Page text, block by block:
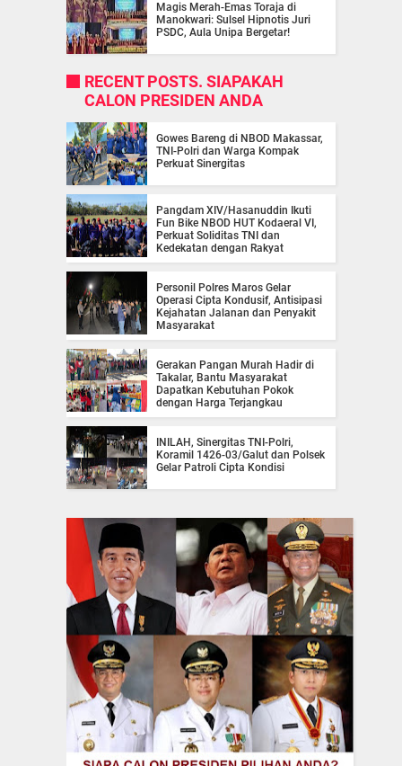
Magis Merah-Emas Toraja di
Manokwari: Sulsel Hipnotis Juri
PSDC, Aula Unipa Bergetar!
RECENT POSTS. SIAPAKAH
CALON PRESIDEN ANDA
Gowes Bareng di NBOD Makassar,
TNI-Polri dan Warga Kompak
Perkuat Sinergitas
Pangdam XIV/Hasanuddin Ikuti
Fun Bike NBOD HUT Kodaeral VI,
Perkuat Soliditas TNI dan
Kedekatan dengan Rakyat
Personil Polres Maros Gelar
Operasi Cipta Kondusif, Antisipasi
Kejahatan Jalanan dan Penyakit
Masyarakat
Gerakan Pangan Murah Hadir di
Takalar, Bantu Masyarakat
Dapatkan Kebutuhan Pokok
dengan Harga Terjangkau
INILAH, Sinergitas TNI-Polri,
Koramil 1426-03/Galut dan Polsek
Gelar Patroli Cipta Kondisi